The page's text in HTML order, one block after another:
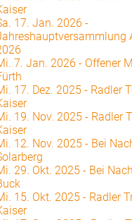
17. Jan. 2026 -
7. Jan. 2026 - Offener
17. Dez. 2025 - Radler
19. Nov. 2025 - Radler
12. Nov. 2025 - Bei
29. Okt. 2025 - Bei
15. Okt. 2025 - Radler